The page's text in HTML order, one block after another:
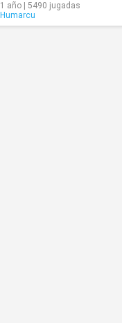
1 año | 5490 jugadas
Humarcu